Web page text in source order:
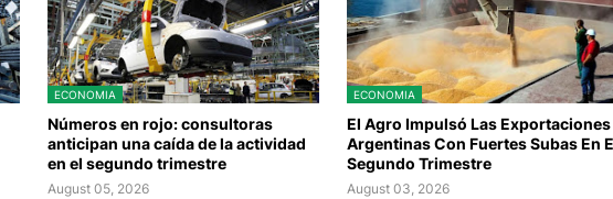
ECONOMIA
Números en rojo: consultoras
anticipan una caída de la actividad
en el segundo trimestre
August 05, 2026
ECONOMIA
El Agro Impulsó Las Exportaciones
Argentinas Con Fuertes Subas En
Segundo Trimestre
August 03, 2026